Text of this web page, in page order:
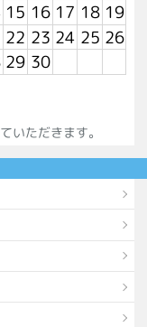
15 16 17 18 19
22 23 24 25 26
29 30
いただきます。